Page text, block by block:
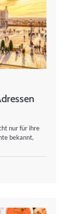
nur für ihre
bekannt,